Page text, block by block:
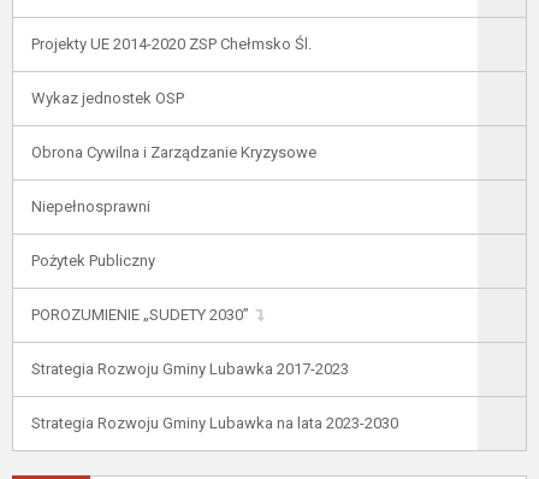
Projekty UE 2014-2020 ZSP Chełmsko Śl.
Wykaz jednostek OSP
Obrona Cywilna i Zarządzanie Kryzysowe
Niepełnosprawni
Pożytek Publiczny
POROZUMIENIE „SUDETY 2030”
Strategia Rozwoju Gminy Lubawka 2017-2023
Strategia Rozwoju Gminy Lubawka na lata 2023-2030